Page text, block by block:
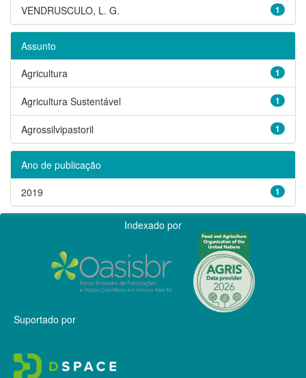
1
VENDRUSCULO, L. G.
Assunto
1
Agricultura
1
Agricultura Sustentável
1
Agrossilvipastoril
Ano de publicação
1
2019
Indexado por
Suportado por